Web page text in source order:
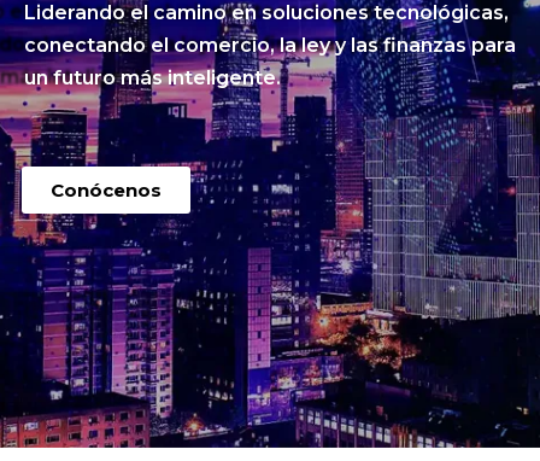
Liderando el camino en soluciones tecnológicas,
conectando el comercio, la ley y las finanzas para
un futuro más inteligente.
Conócenos